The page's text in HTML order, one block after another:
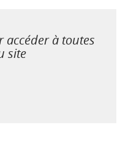
accéder à toutes
site